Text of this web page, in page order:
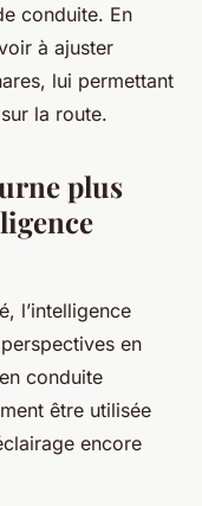
conduite. En
à ajuster
lui permettant
la route.
plus
l’intelligence
en
conduite
être utilisée
encore